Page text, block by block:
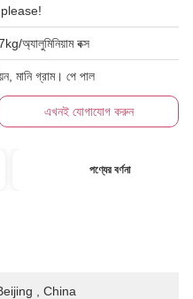
অ্যালুমিনিয়াম বক্স
মানি গ্রাম। পে পাল
এখনই যোগাযোগ করুন
পণ্যের বর্ণনা
, China